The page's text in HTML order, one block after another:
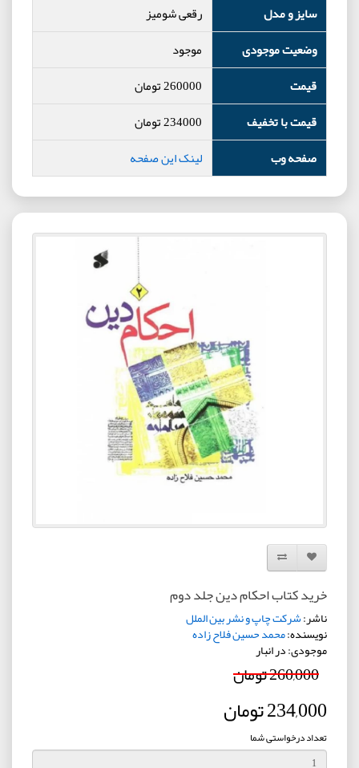
سایز و مدل
رقعی شومیز
وضعیت موجودی
موجود
قیمت
260000تومان
قیمت با تخفیف
234000تومان
صفحه وب
لینک این صفحه
افزودن به لیست دلخواه
مقایسه این محصول
خرید کتاب احکام دین جلد دوم
ناشر:شرکت چاپ و نشر بین الملل
نویسنده:محمد حسین فلاح زاده
موجودی: در انبار
260,000 تومان
234,000 تومان
تعداد درخواستی شما